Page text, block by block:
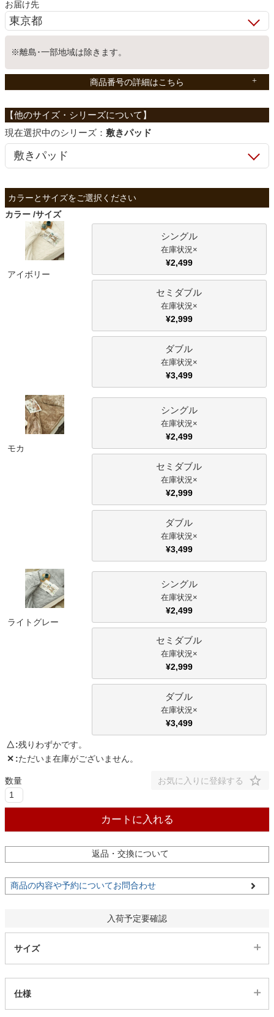
ホームオフィス
こたつ
寝具
ファブリック
カーテン
生活用品
キッチン用品
ガーデン
タワー
お届け先
※離島･一部地域は除きます。
商品番号の詳細はこちら
シリーズ： 敷きパッド
カラー サイズ
アイボリー
シングル
×
¥2,499
セミダブル
×
¥2,999
ダブル
×
¥3,499
モカ
シングル
×
¥2,499
セミダブル
×
¥2,999
ダブル
×
¥3,499
ライトグレー
シングル
×
¥2,499
セミダブル
×
¥2,999
ダブル
×
¥3,499
△ 残りわずかです。
✕ ただいま在庫がございません。
お気に入りに登録する
カートに入れる
返品・交換について
商品の内容や予約についてお問合わせ
入荷予定要確認
サイズ
仕様